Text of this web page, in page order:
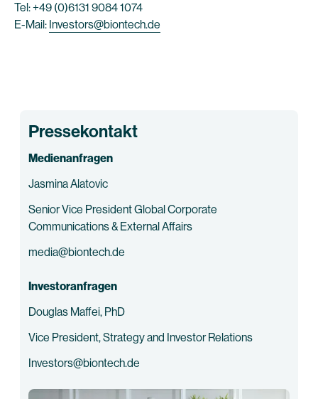
Tel: +49 (0)6131 9084 1074
E-Mail: Investors@biontech.de
Pressekontakt
Medienanfragen
Jasmina Alatovic
Senior Vice President Global Corporate
Communications & External Affairs
media@biontech.de
Investoranfragen
Douglas Maffei, PhD
Vice President, Strategy and Investor Relations
Investors@biontech.de